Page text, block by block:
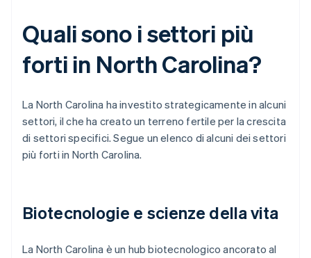
Quali sono i settori più
forti in North Carolina?
La North Carolina ha investito strategicamente in alcuni
settori, il che ha creato un terreno fertile per la crescita
di settori specifici. Segue un elenco di alcuni dei settori
più forti in North Carolina.
Biotecnologie e scienze della vita
La North Carolina è un hub biotecnologico ancorato al